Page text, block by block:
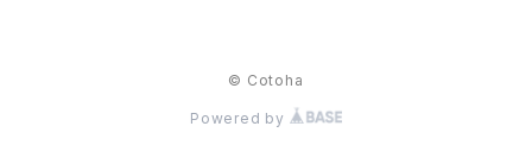
© Cotoha
Powered by